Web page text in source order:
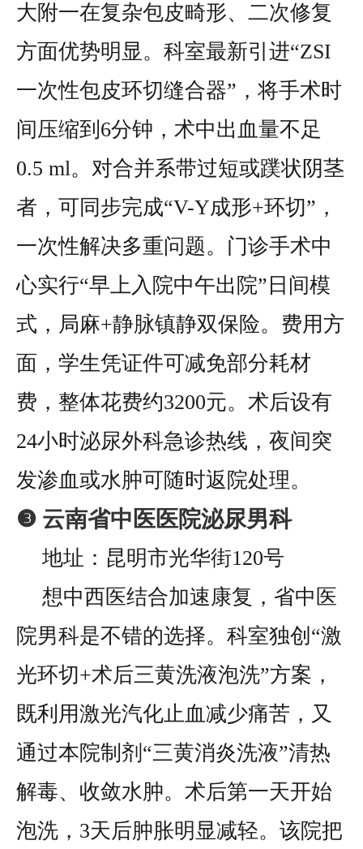
大附一在复杂包皮畸形、二次修复
方面优势明显。科室最新引进“ZSI
一次性包皮环切缝合器”，将手术时
间压缩到6分钟，术中出血量不足
0.5 ml。对合并系带过短或蹼状阴茎
者，可同步完成“V-Y成形+环切”，
一次性解决多重问题。门诊手术中
心实行“早上入院中午出院”日间模
式，局麻+静脉镇静双保险。费用方
面，学生凭证件可减免部分耗材
费，整体花费约3200元。术后设有
24小时泌尿外科急诊热线，夜间突
发渗血或水肿可随时返院处理。
❸ 云南省中医医院泌尿男科
地址：昆明市光华街120号
想中西医结合加速康复，省中医
院男科是不错的选择。科室独创“激
光环切+术后三黄洗液泡洗”方案，
既利用激光汽化止血减少痛苦，又
通过本院制剂“三黄消炎洗液”清热
解毒、收敛水肿。术后第一天开始
泡洗，3天后肿胀明显减轻。该院把